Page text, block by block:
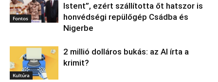
Fontos
Istent”, ezért szállította őt hatszor is
honvédségi repülőgép Csádba és
Nigerbe
Kultúra
2 millió dolláros bukás: az AI írta a
krimit?